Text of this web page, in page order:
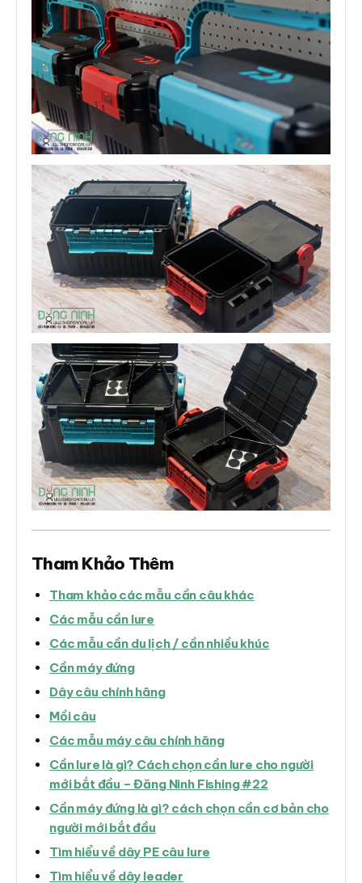
Tham Khảo Thêm
Tham khảo các mẫu cần câu khác
Các mẫu cần lure
Các mẫu cần du lịch / cần nhiều khúc
Cần máy đứng
Dây câu chính hãng
Mồi câu
Các mẫu máy câu chính hãng
Cần lure là gì? Cách chọn cần lure cho người
mới bắt đầu – Đăng Ninh Fishing #22
Cần máy đứng là gì? cách chọn cần cơ bản cho
người mới bắt đầu
Tìm hiểu về dây PE câu lure
Tìm hiểu về dây leader